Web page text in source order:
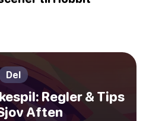
Del
Regler & Tips
Aften